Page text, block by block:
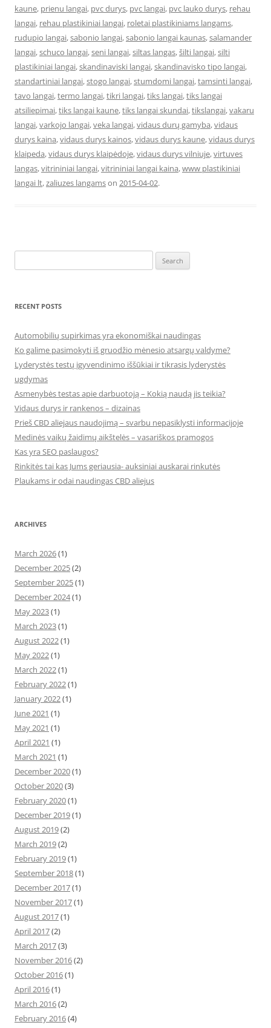
kaune, prienu langai, pvc durys, pvc langai, pvc lauko durys, rehau
langai, rehau plastikiniai langai, roletai plastikiniams langams,
rudupio langai,sabonio langai,sabonio langai kaunas,salamander
langai,schuco langai,seni langai,siltas langas,šilti langai,silti
plastikiniai langai,skandinaviski langai,skandinavisko tipo langai,
standartiniai langai,stogo langai,stumdomi langai,tamsinti langai,
tavo langai,termo langai,tikri langai,tiks langai,tiks langai
atsiliepimai,tiks langai kaune,tiks langai skundai,tikslangai,vakaru
langai,varkojo langai,veka langai,vidaus durų gamyba,vidaus
durys kaina,vidaus durys kainos,vidaus durys kaune,vidaus durys
klaipeda,vidaus durys klaipėdoje,vidaus durys vilniuje,virtuves
langas,vitrininiai langai,vitrininiai langai kaina,www plastikiniai
langai lt,zaliuzes langamson 2015-04-02.
for:
RECENT POSTS
Automobilių supirkimas yra ekonomiškai naudingas
Ko galime pasimokyti iš gruodžio mėnesio atsargų valdyme?
Lyderystės testų įgyvendinimo iššūkiai ir tikrasis lyderystės
ugdymas
Asmenybės testas apie darbuotoją – Kokią naudą jis teikia?
Vidaus durys ir rankenos – dizainas
Prieš CBD aliejaus naudojimą – svarbu nepasiklysti informacijoje
Medinės vaikų žaidimų aikštelės – vasariškos pramogos
Kas yra SEO paslaugos?
Rinkitės tai kas Jums geriausia- auksiniai auskarai rinkutės
Plaukams ir odai naudingas CBD aliejus
ARCHIVES
March 2026(1)
December 2025(2)
September 2025(1)
December 2024(1)
May 2023(1)
March 2023(1)
August 2022(1)
May 2022(1)
March 2022(1)
February 2022(1)
January 2022(1)
June 2021 (1)
May 2021 (1)
April 2021 (1)
March 2021 (1)
December 2020(1)
October 2020(3)
February 2020(1)
December 2019(1)
August 2019(2)
March 2019(2)
February 2019(1)
September 2018(1)
December 2017(1)
November 2017(1)
August 2017(1)
April 2017(2)
March 2017(3)
November 2016(2)
October 2016(1)
April 2016(1)
March 2016(2)
February 2016(4)